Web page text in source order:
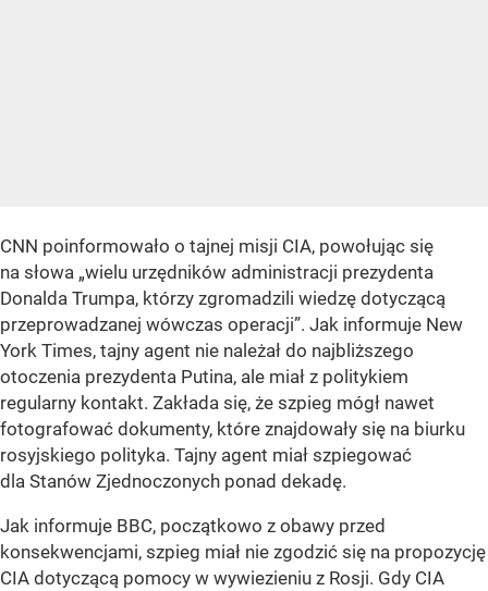
CNN poinformowało o tajnej misji CIA, powołując się
na słowa „wielu urzędników administracji prezydenta
Donalda Trumpa, którzy zgromadzili wiedzę dotyczącą
przeprowadzanej wówczas operacji”. Jak informuje New
York Times, tajny agent nie należał do najbliższego
otoczenia prezydenta Putina, ale miał z politykiem
regularny kontakt. Zakłada się, że szpieg mógł nawet
fotografować dokumenty, które znajdowały się na biurku
rosyjskiego polityka. Tajny agent miał szpiegować
dla Stanów Zjednoczonych ponad dekadę.
Jak informuje BBC, początkowo z obawy przed
konsekwencjami, szpieg miał nie zgodzić się na propozycję
CIA dotyczącą pomocy w wywiezieniu z Rosji. Gdy CIA